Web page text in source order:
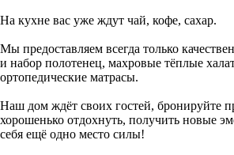
На кухне вас уже ждут чай, кофе, сахар.
Мы предоставляем всегда только
и набор полотенец, махровые тёплые
ортопедические матрасы.
Наш дом ждёт своих гостей, бронируйте
хорошенько отдохнуть, получить новые
себя ещё одно место силы!